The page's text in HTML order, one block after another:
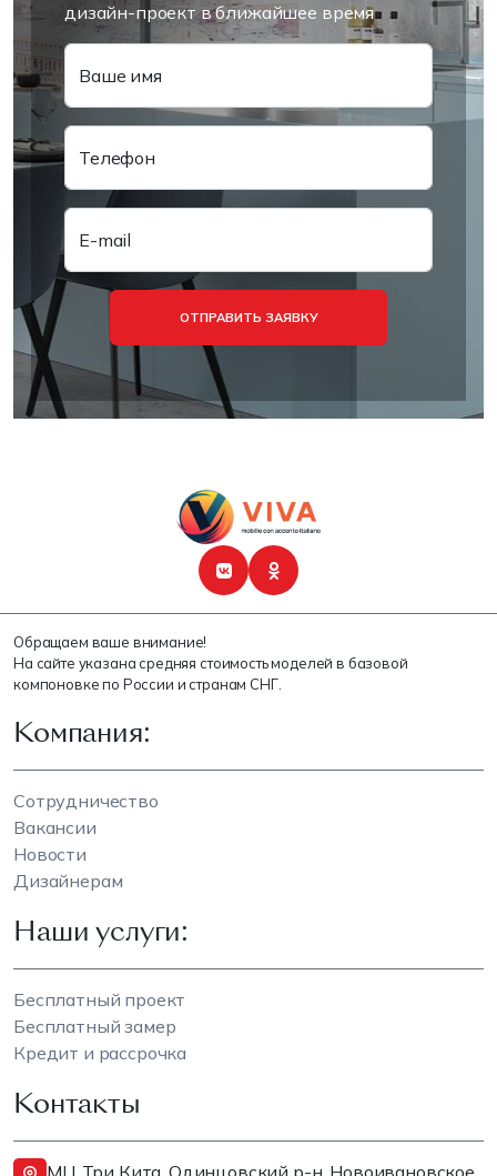
дизайн-проект в ближайшее время
Ваше имя
Телефон
E-mail
ОТПРАВИТЬ ЗАЯВКУ
Обращаем ваше внимание!
На сайте указана средняя стоимость моделей в базовой
компоновке по России и странам СНГ.
Компания:
Сотрудничество
Вакансии
Новости
Дизайнерам
Наши услуги:
Бесплатный проект
Бесплатный замер
Кредит и рассрочка
Контакты